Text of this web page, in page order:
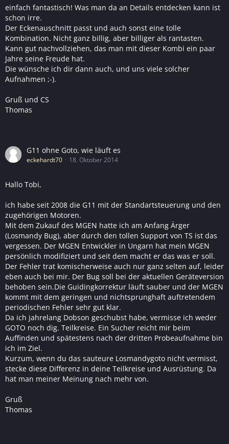
einfach fantastisch! Was man da an Details entdecken kann ist
schon irre.
Der Eckenauschnitt passt und auch sonst eine tolle
Kombination. Nicht ganz billig, aber billiger als rantasten.
Kann gut nachvollziehen, das man mit dieser Kombi ein paar
Jahre seine Freude hat.
Die wünsche ich dir dann auch, und uns viele solcher
Aufnahmen ;-).
Gruß und CS
Thomas
G11 ohne Goto, wie läuft es
eckehardt70 18. Oktober 2014
Hallo Tobi,
ich habe seit 2008 die G11 mit der Standartsteuerung und den
zugehörigen Motoren.
Mit dem Zukauf des MGEN hatte ich am Anfang Ärger
(Losmandy Bug), aber durch den tollen Support von TS ist das
vergessen. Der MGEN Entwickler in Ungarn hat mein MGEN
persönlich modifiziert und seit dem macht er das was er soll.
Der Fehler trat komischerweise auch nur ganz selten auf, leider
eben auch bei mir. Der Bug soll bei der aktuellen Geräteversion
behoben sein.Die Guidingkorrektur läuft sauber und der MGEN
kommt mit dem geringen und nichtsprunghaft auftretendem
periodischen Fehler sehr gut klar.
Da ich jahrelang Dobson geschubst habe, vermisse ich weder
GOTO noch dig. Teilkreise. Ein Sucher reicht mir beim
Auffinden und spätestens nach der dritten Probeaufnahme bin
ich im Ziel.
Kurzum, wenn du das sauteure Losmandygoto nicht vermisst,
stecke diese Differenz in deine Teilkreise und Ausrüstung. Da
hat man meiner Meinung nach mehr von.
Gruß
Thomas